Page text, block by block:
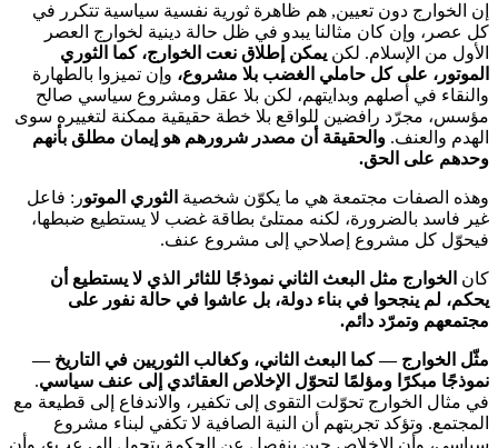
إن الخوارج دون تعيين, هم ظاهرة ثورية نفسية سياسية تتكرر في
كل عصر، وإن كان مثالنا يبدو في ظل حالة دينية لخوارج العصر
الأول من الإسلام. لكن يمكن إطلاق نعت الخوارج، كما الثوري
الموتور، على كل حاملي الغضب بلا مشروع، وإن تميزوا بالطهارة
والنقاء في أصلهم وبدايتهم، لكن بلا عقل ومشروع سياسي صالح
مؤسس، مجرّد رافضين للواقع بلا خطة حقيقية ممكنة لتغييره سوى
الهدم والعنف. والحقيقة أن مصدر شرورهم هو إيمان مطلق بأنهم
وحدهم على الحق.
وهذه الصفات مجتمعة هي ما يكوّن شخصية الثوري الموتور: فاعل
غير فاسد بالضرورة، لكنه ممتلئ بطاقة غضب لا يستطيع ضبطها،
فيحوّل كل مشروع إصلاحي إلى مشروع عنف.
كان الخوارج مثل البعث الثاني نموذجًا للثائر الذي لا يستطيع أن
يحكم، لم ينجحوا في بناء دولة، بل عاشوا في حالة نفور على
مجتمعهم وتمرّد دائم.
مثّل الخوارج — كما البعث الثاني، وكغالب الثوريين في التاريخ —
نموذجًا مبكرًا ومؤلمًا لتحوّل الإخلاص العقائدي إلى عنف سياسي.
في مثال الخوارج تحوّلت التقوى إلى تكفير، والاندفاع إلى قطيعة مع
المجتمع. وتؤكد تجربتهم أن النية الصافية لا تكفي لبناء مشروع
سياسي، وأن الإخلاص حين ينفصل عن الحكمة يتحول إلى عبء، وأن